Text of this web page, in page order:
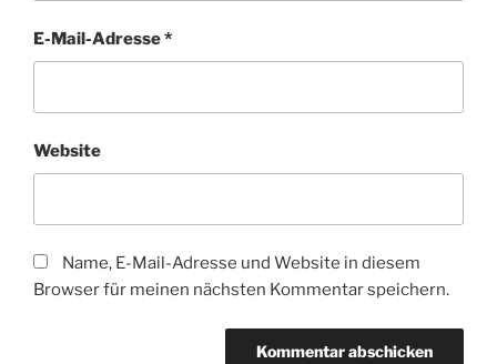
E-Mail-Adresse*
Website
Name, E-Mail-Adresse und Website in diesem
Browser für meinen nächsten Kommentar speichern.